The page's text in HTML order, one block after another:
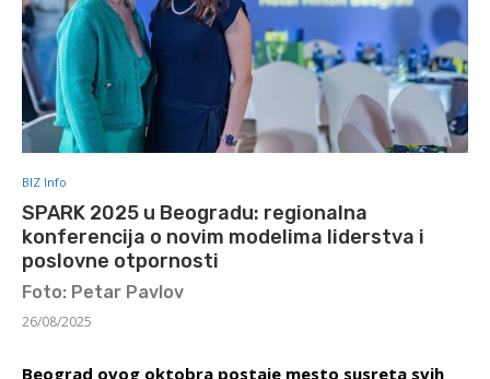
BIZ Info
SPARK 2025 u Beogradu: regionalna
konferencija o novim modelima liderstva i
poslovne otpornosti
Foto: Petar Pavlov
26/08/2025
Beograd ovog oktobra postaje mesto susreta svih